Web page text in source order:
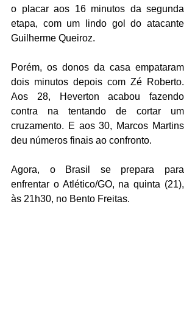
o placar aos 16 minutos da segunda
etapa, com um lindo gol do atacante
Guilherme Queiroz.
Porém, os donos da casa empataram
dois minutos depois com Zé Roberto.
Aos 28, Heverton acabou fazendo
contra na tentando de cortar um
cruzamento. E aos 30, Marcos Martins
deu números finais ao confronto.
Agora, o Brasil se prepara para
enfrentar o Atlético/GO, na quinta (21),
às 21h30, no Bento Freitas.